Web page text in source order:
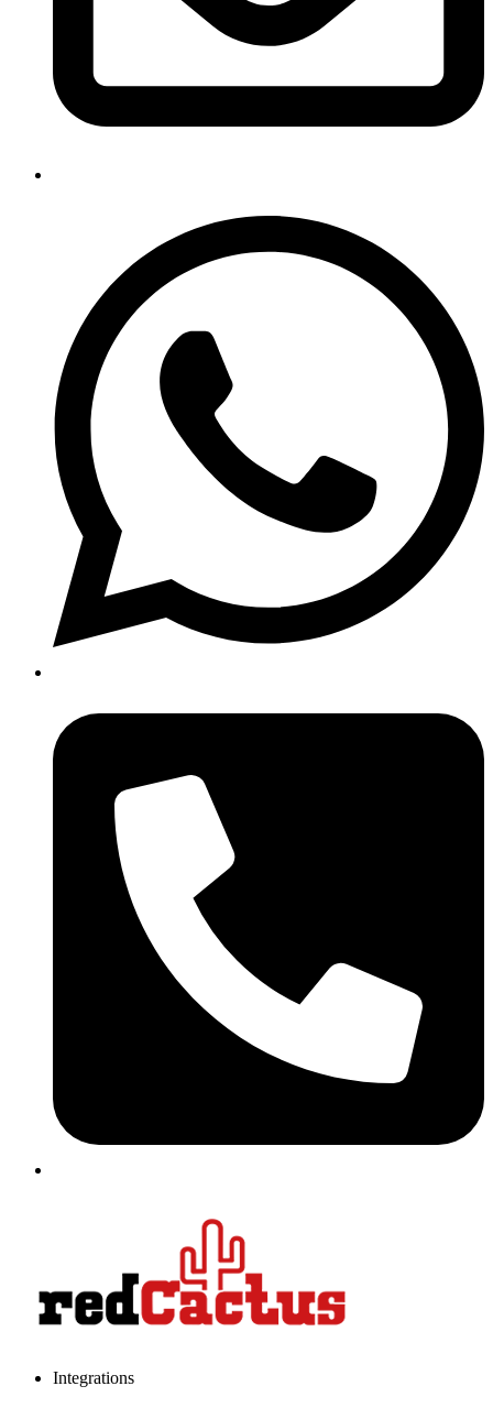
Integrations